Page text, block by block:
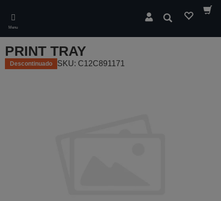
main
content
Menu
Pesquisar
PRINT TRAY
Descontinuado SKU: C12C891171